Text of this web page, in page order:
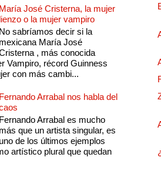
María José Cristerna, la mujer
lienzo o la mujer vampiro
No sabríamos decir si la
mexicana María José
, más conocida
Vampiro, récord Guinness
con más cambi...
Fernando Arrabal nos habla del
Fernando Arrabal es mucho
más que un artista singular, es
uno de los últimos ejemplos
artístico plural que quedan